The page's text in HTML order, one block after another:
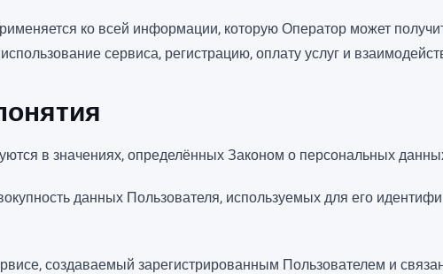
ко всей информации, которую Оператор может
сервиса, регистрацию, оплату услуг и
в значениях, определённых Законом о персональных
данных Пользователя, используемых для его
создаваемый зарегистрированным Пользователем и